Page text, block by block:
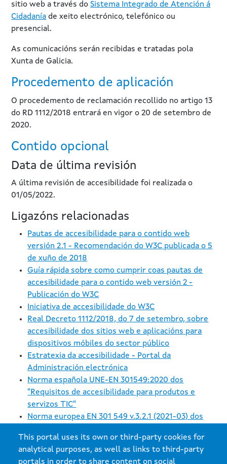
This portal uses its own or third-party cookies for
analytical purposes, as well as links to third-party
portals in order to share content on social
sitio web a través doSistema Integrado de Atención á
Cidadanía de xeito electrónico, telefónico ou
presencial.
As comunicacións serán recibidas e tratadas pola
Xunta de Galicia.
Procedemento de aplicación
O procedemento de reclamación recollido no artigo 13
do RD 1112/2018 entrará en vigor o 20 de setembro de
2020.
Contido opcional
Data de última revisión
A última revisión de accesibilidade foi realizada o
01/05/2022.
Ligazóns relacionadas
Pautas de accesibilidade para o contido web
versión 2.1 - Recomendación do W3C publicada o 5
de xuño de 2018
Guía rápida sobre como cumprir coas pautas de
accesibilidade para o contido web versión 2 -
Publicación do W3C
Iniciativa de accesibilidade do W3C
Real Decreto 1112/2018, do 7 de setembro, sobre
accesibilidade dos sitios web e aplicacións para
dispositivos móbiles do sector público
Estratexia da accesibilidade - Portal da
Administración electrónica
Norma española UNE-EN 301549:2020 dos
"Requisitos de accesibilidade para produtos e
servizos TIC"
Norma europea EN 301 549 v.3.2.1 (2021-03) dos
servizos TIC"
Atención á cidadanía